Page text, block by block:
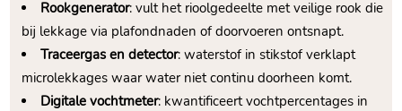
Rookgenerator: vult het rioolgedeelte met veilige rook die
bij lekkage via plafondnaden of doorvoeren ontsnapt.​
Traceergas en detector: waterstof in stikstof verklapt
microlekkages waar water niet continu doorheen komt.​
Digitale vochtmeter: kwantificeert vochtpercentages in